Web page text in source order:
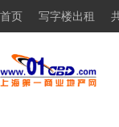
首页 写字楼出租